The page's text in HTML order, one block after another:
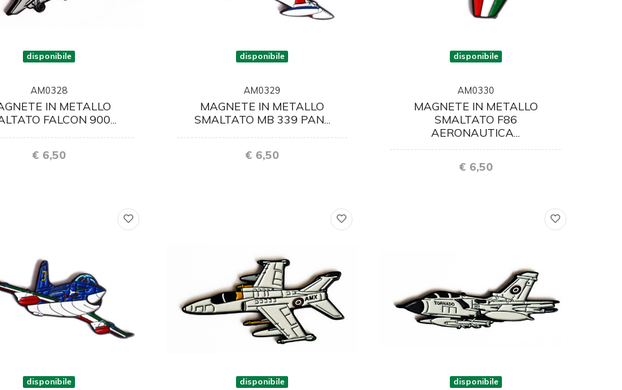
disponibile
AM0328
IN METALLO
FALCON 900...
€ 6,50
disponibile
AM0329
MAGNETE IN METALLO
SMALTATO MB 339 PAN...
€ 6,50
disponibile
AM0330
MAGNETE IN METALLO
SMALTATO F86
AERONAUTICA...
€ 6,50
disponibile disponibile disponibile